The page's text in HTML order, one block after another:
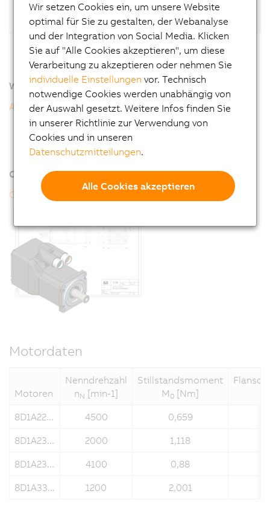
Weitere Informationen
ACOPOSmotor Compact
Allgemeine Motordaten 8D1
Bestellschlüssel 8D1
Online-Tools
CAD-Konfigurator
Motordaten
Motoren
Nenndrehzahl
nN [min-1]
Stillstandsmoment
M 0 [Nm]
8D1A22... 4500
0,659
8D1A23...
2000
1,118
8D1A23...
4100
0,88
8D1A33...
1200 2,001
Wir setzen Cookies ein, um unsere Website
optimal für Sie zu gestalten, der Webanalyse
und der Integration von Social Media. Klicken
Sie auf "Alle Cookies akzeptieren", um diese
Verarbeitung zu akzeptieren oder nehmen Sie
individuelle Einstellungen vor. Technisch
notwendige Cookies werden unabhängig von
der Auswahl gesetzt. Weitere Infos finden Sie
in unserer Richtlinie zur Verwendung von
Cookies und in unseren
Datenschutzmitteilungen.
Alle Cookies akzeptieren